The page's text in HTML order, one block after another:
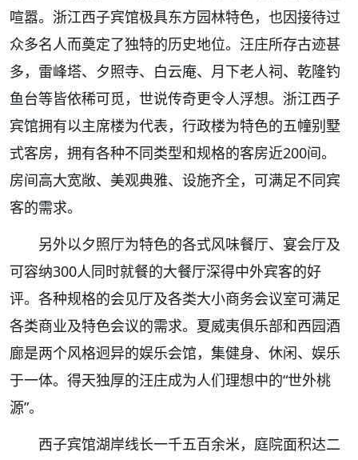
喧嚣。浙江西子宾馆极具东方园林特色，也因接待过
众多名人而奠定了独特的历史地位。汪庄所存古迹甚
多， 雷峰塔、夕照寺、白云庵、月下老人祠、乾隆钓
鱼台等皆依稀可觅，世说传奇更令人浮想。浙江西子
宾馆拥有以主席楼为代表，行政楼为特色的五幢别墅
式客房，拥有各种不同类型和规格的客房近200间。
房间高大宽敞、美观典雅、设施齐全，可满足不同宾
客的需求。
另外以夕照厅为特色的各式风味餐厅、宴会厅及
可容纳300人同时就餐的大餐厅深得中外宾客的好
评。各种规格的会见厅及各类大小商务会议室可满足
各类商业及特色会议的需求。夏威夷俱乐部和西园酒
廊是两个风格迥异的娱乐会馆，集健身、休闲、娱乐
于一体。得天独厚的汪庄成为人们理想中的“世外桃
源”。
西子宾馆湖岸线长一千五百余米，庭院面积达二